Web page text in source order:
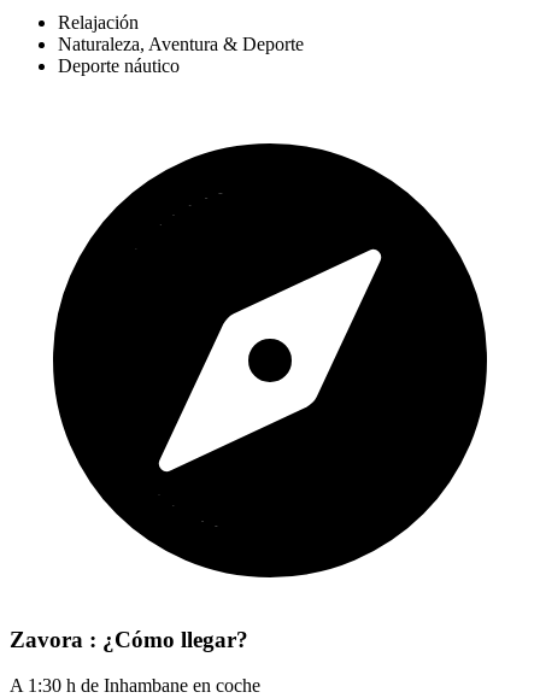
Relajación
Naturaleza, Aventura & Deporte
Deporte náutico
Zavora : ¿Cómo llegar?
A 1:30 h de Inhambane en coche